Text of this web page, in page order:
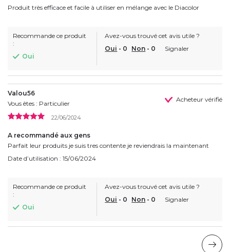
Produit très efficace et facile à utiliser en mélange avec le Diacolor
Recommande ce produit
:
Oui
Avez-vous trouvé cet avis utile ?
Oui - 0 Non - 0 Signaler
Valou56
Vous êtes : Particulier
Acheteur vérifié
22/06/2024
A recommandé aux gens
Parfait leur produits je suis tres contente je reviendrais la maintenant
Date d’utilisation : 15/06/2024
Recommande ce produit
:
Oui
Avez-vous trouvé cet avis utile ?
Oui - 0 Non - 0 Signaler